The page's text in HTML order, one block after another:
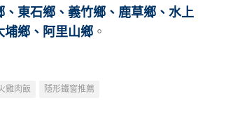
、 東石鄉 、 義竹鄉 、 鹿草鄉 、 水上
埔鄉、 阿里山鄉 。
雞肉飯 隱形鐵窗推薦